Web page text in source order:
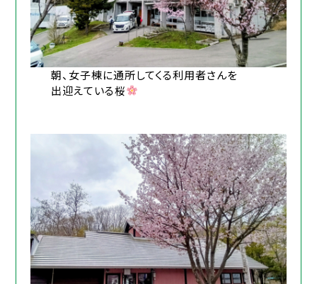
朝、女子棟に通所してくる利用者さんを
出迎えている桜